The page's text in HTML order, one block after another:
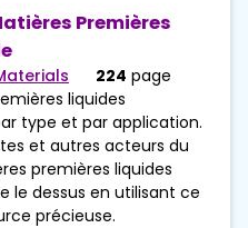
Premières
224 page
liquides
type et par application.
et autres acteurs du
premières liquides
le dessus en utilisant ce
précieuse.